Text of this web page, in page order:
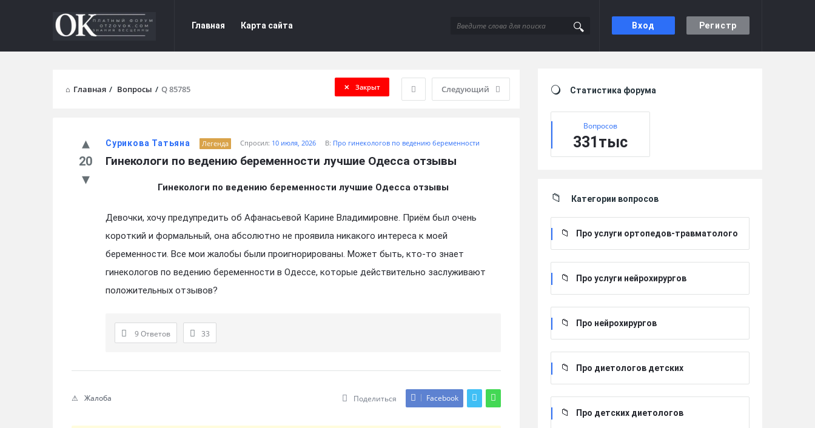
Вход Регистр
Форум
Отзывы
Отзывы
Navigation
Главная Карта сайта
Главная / Вопросы / Q 85785 Следующий
Закрыт
Сурикова Татьяна Легенда Спросил: 10 июля, 2026 В: Про гинекологов по ведению беременности
Гинекологи по ведению беременности лучшие Одесса отзывы
20
Гинекологи по ведению беременности лучшие Одесса отзывы
Девочки, хочу предупредить об Афанасьевой Карине Владимировне. Приём был очень
короткий и формальный, она абсолютно не проявила никакого интереса к моей
беременности. Все мои жалобы были проигнорированы. Может быть, кто-то знает
гинекологов по ведению беременности в Одессе, которые действительно заслуживают
положительных отзывов?
9 Ответов 33
Поделиться Facebook
Жалоба
Статистика форума
Вопросов
331тыс
Категории вопросов
Про услуги ортопедов-травматолого
Про услуги нейрохирургов
Про нейрохирургов
Про диетологов детских
Про детских диетологов